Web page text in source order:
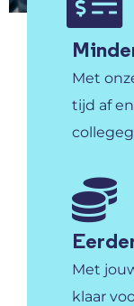
Met
tijd af
Met
klaar